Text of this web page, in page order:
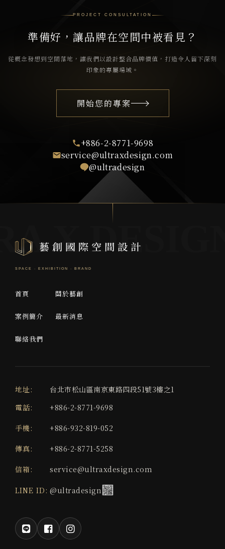
PROJECT CONSULTATION
準備好，讓品牌在空間中被看見？
從概念發想到空間落地，讓我們以設計整合品牌價值，打造令人留下深刻
印象的專屬場域。
開始您的專案
+886-2-8771-9698
service@ultraxdesign.com
@ultradesign
首頁 關於藝創
案例簡介 最新消息
聯絡我們
地址:
台北市松山區南京東路四段51號3樓之1
電話:
+886-2-8771-9698
手機: +886-932-819-052
傳真: +886-2-8771-5258
信箱: service@ultraxdesign.com
LINE ID: @ultradesign